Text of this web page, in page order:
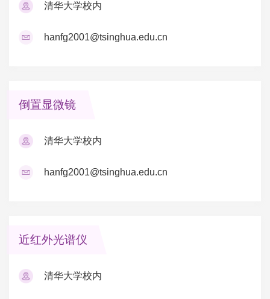
清华大学校内
hanfg2001@tsinghua.edu.cn
倒置显微镜
清华大学校内
hanfg2001@tsinghua.edu.cn
近红外光谱仪
清华大学校内